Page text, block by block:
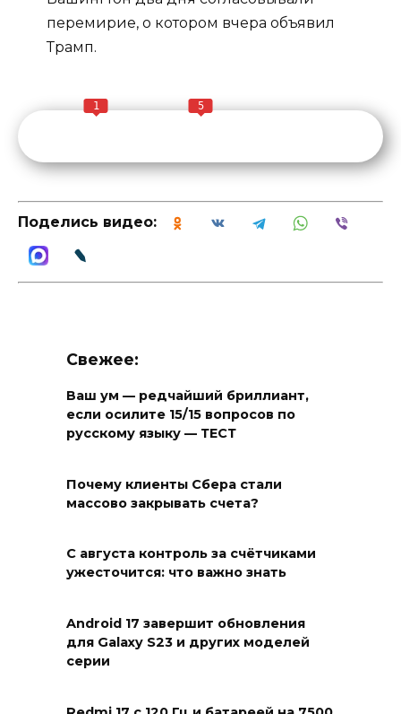
перемирие, о котором вчера объявил
Трамп.
1 5
Поделись видео:
Свежее:
Ваш ум — редчайший бриллиант,
если осилите 15/15 вопросов по
русскому языку — ТЕСТ
Почему клиенты Сбера стали
массово закрывать счета?
С августа контроль за счётчиками
ужесточится: что важно знать
Android 17 завершит обновления
для Galaxy S23 и других моделей
серии